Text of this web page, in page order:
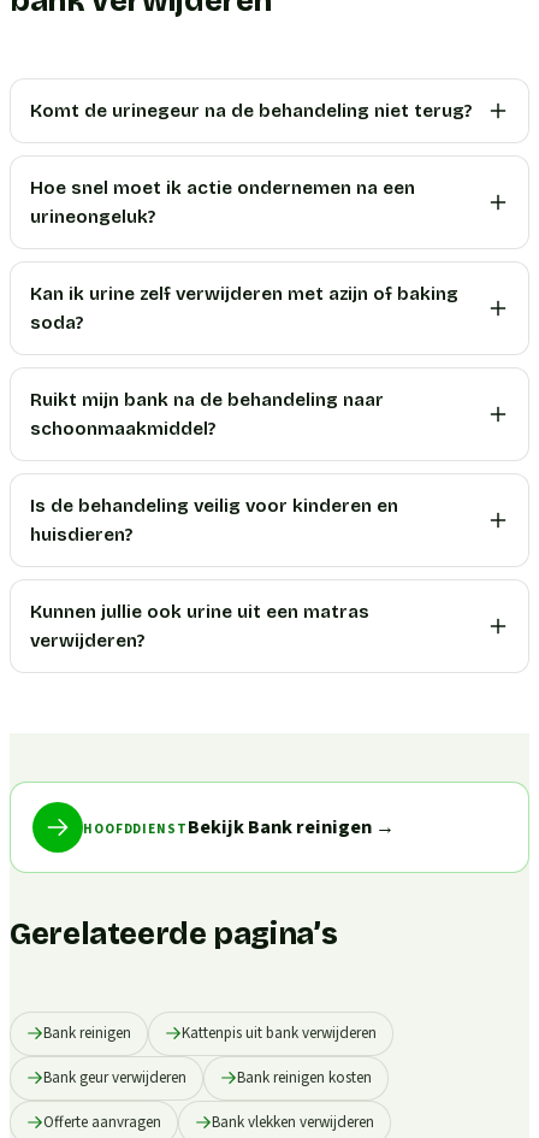
Komt de urinegeur na de behandeling niet terug?
Hoe snel moet ik actie ondernemen na een
urineongeluk?
Kan ik urine zelf verwijderen met azijn of baking
soda?
Ruikt mijn bank na de behandeling naar
schoonmaakmiddel?
Is de behandeling veilig voor kinderen en
huisdieren?
Kunnen jullie ook urine uit een matras
verwijderen?
HOOFDDIENST Bekijk Bank reinigen→
Gerelateerde pagina’s
Bank reinigen Kattenpis uit bank verwijderen
Bank geur verwijderen Bank reinigen kosten
Offerte aanvragen Bank vlekken verwijderen